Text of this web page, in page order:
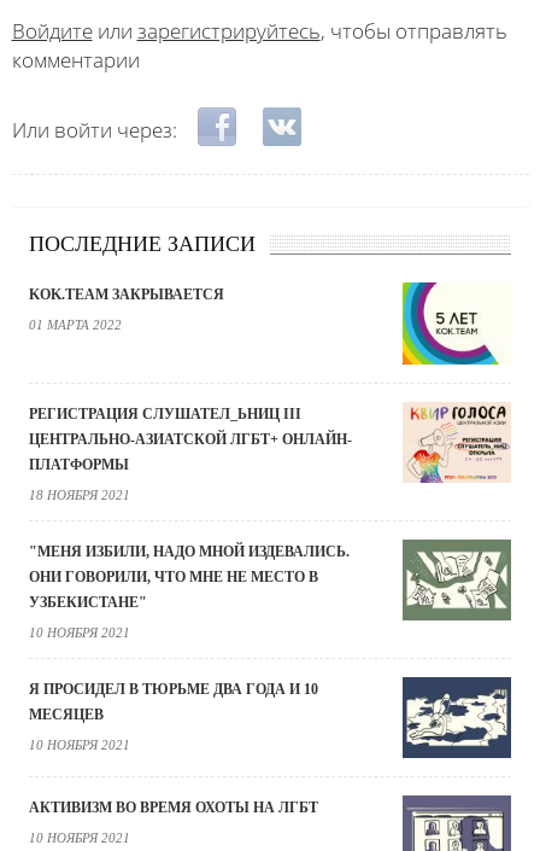
Войдитеили зарегистрируйтесь, чтобы отправлять
комментарии
Или войти через: Login with Facebook
Login with ВКонтакте
ПОСЛЕДНИЕ ЗАПИСИ
KOK.TEAM ЗАКРЫВАЕТСЯ
01 МАРТА 2022
РЕГИСТРАЦИЯ СЛУШАТЕЛ_ЬНИЦ III
ЦЕНТРАЛЬНО-АЗИАТСКОЙ ЛГБТ+ ОНЛАЙН-
ПЛАТФОРМЫ
18 НОЯБРЯ 2021
"МЕНЯ ИЗБИЛИ, НАДО МНОЙ ИЗДЕВАЛИСЬ.
ОНИ ГОВОРИЛИ, ЧТО МНЕ НЕ МЕСТО В
УЗБЕКИСТАНЕ"
10 НОЯБРЯ 2021
Я ПРОСИДЕЛ В ТЮРЬМЕ ДВА ГОДА И 10
МЕСЯЦЕВ
10 НОЯБРЯ 2021
АКТИВИЗМ ВО ВРЕМЯ ОХОТЫ НА ЛГБТ
10 НОЯБРЯ 2021